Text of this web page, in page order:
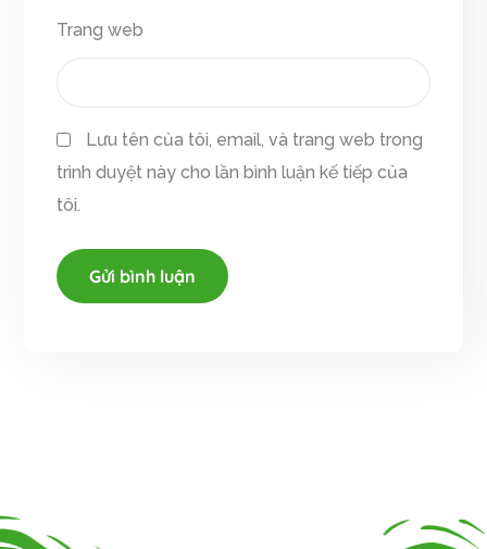
Trang web
Lưu tên của tôi, email, và trang web trong
trình duyệt này cho lần bình luận kế tiếp của
tôi.